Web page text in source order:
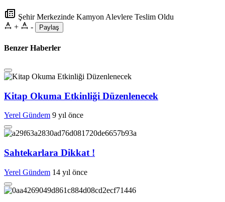
Şehir Merkezinde Kamyon Alevlere Teslim Oldu
+
- Paylaş
Benzer Haberler
Kitap Okuma Etkinliği Düzenlenecek
Yerel Gündem 9 yıl önce
Sahtekarlara Dikkat !
Yerel Gündem 14 yıl önce